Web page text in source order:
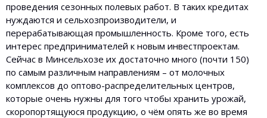
проведения сезонных полевых работ. В таких кредитах
нуждаются и сельхозпроизводители, и
перерабатывающая промышленность. Кроме того, есть
интерес предпринимателей к новым инвестпроектам.
Сейчас в Минсельхозе их достаточно много (почти 150)
по самым различным направлениям – от молочных
комплексов до оптово-распределительных центров,
которые очень нужны для того чтобы хранить урожай,
скоропортящуюся продукцию, о чём опять же во время